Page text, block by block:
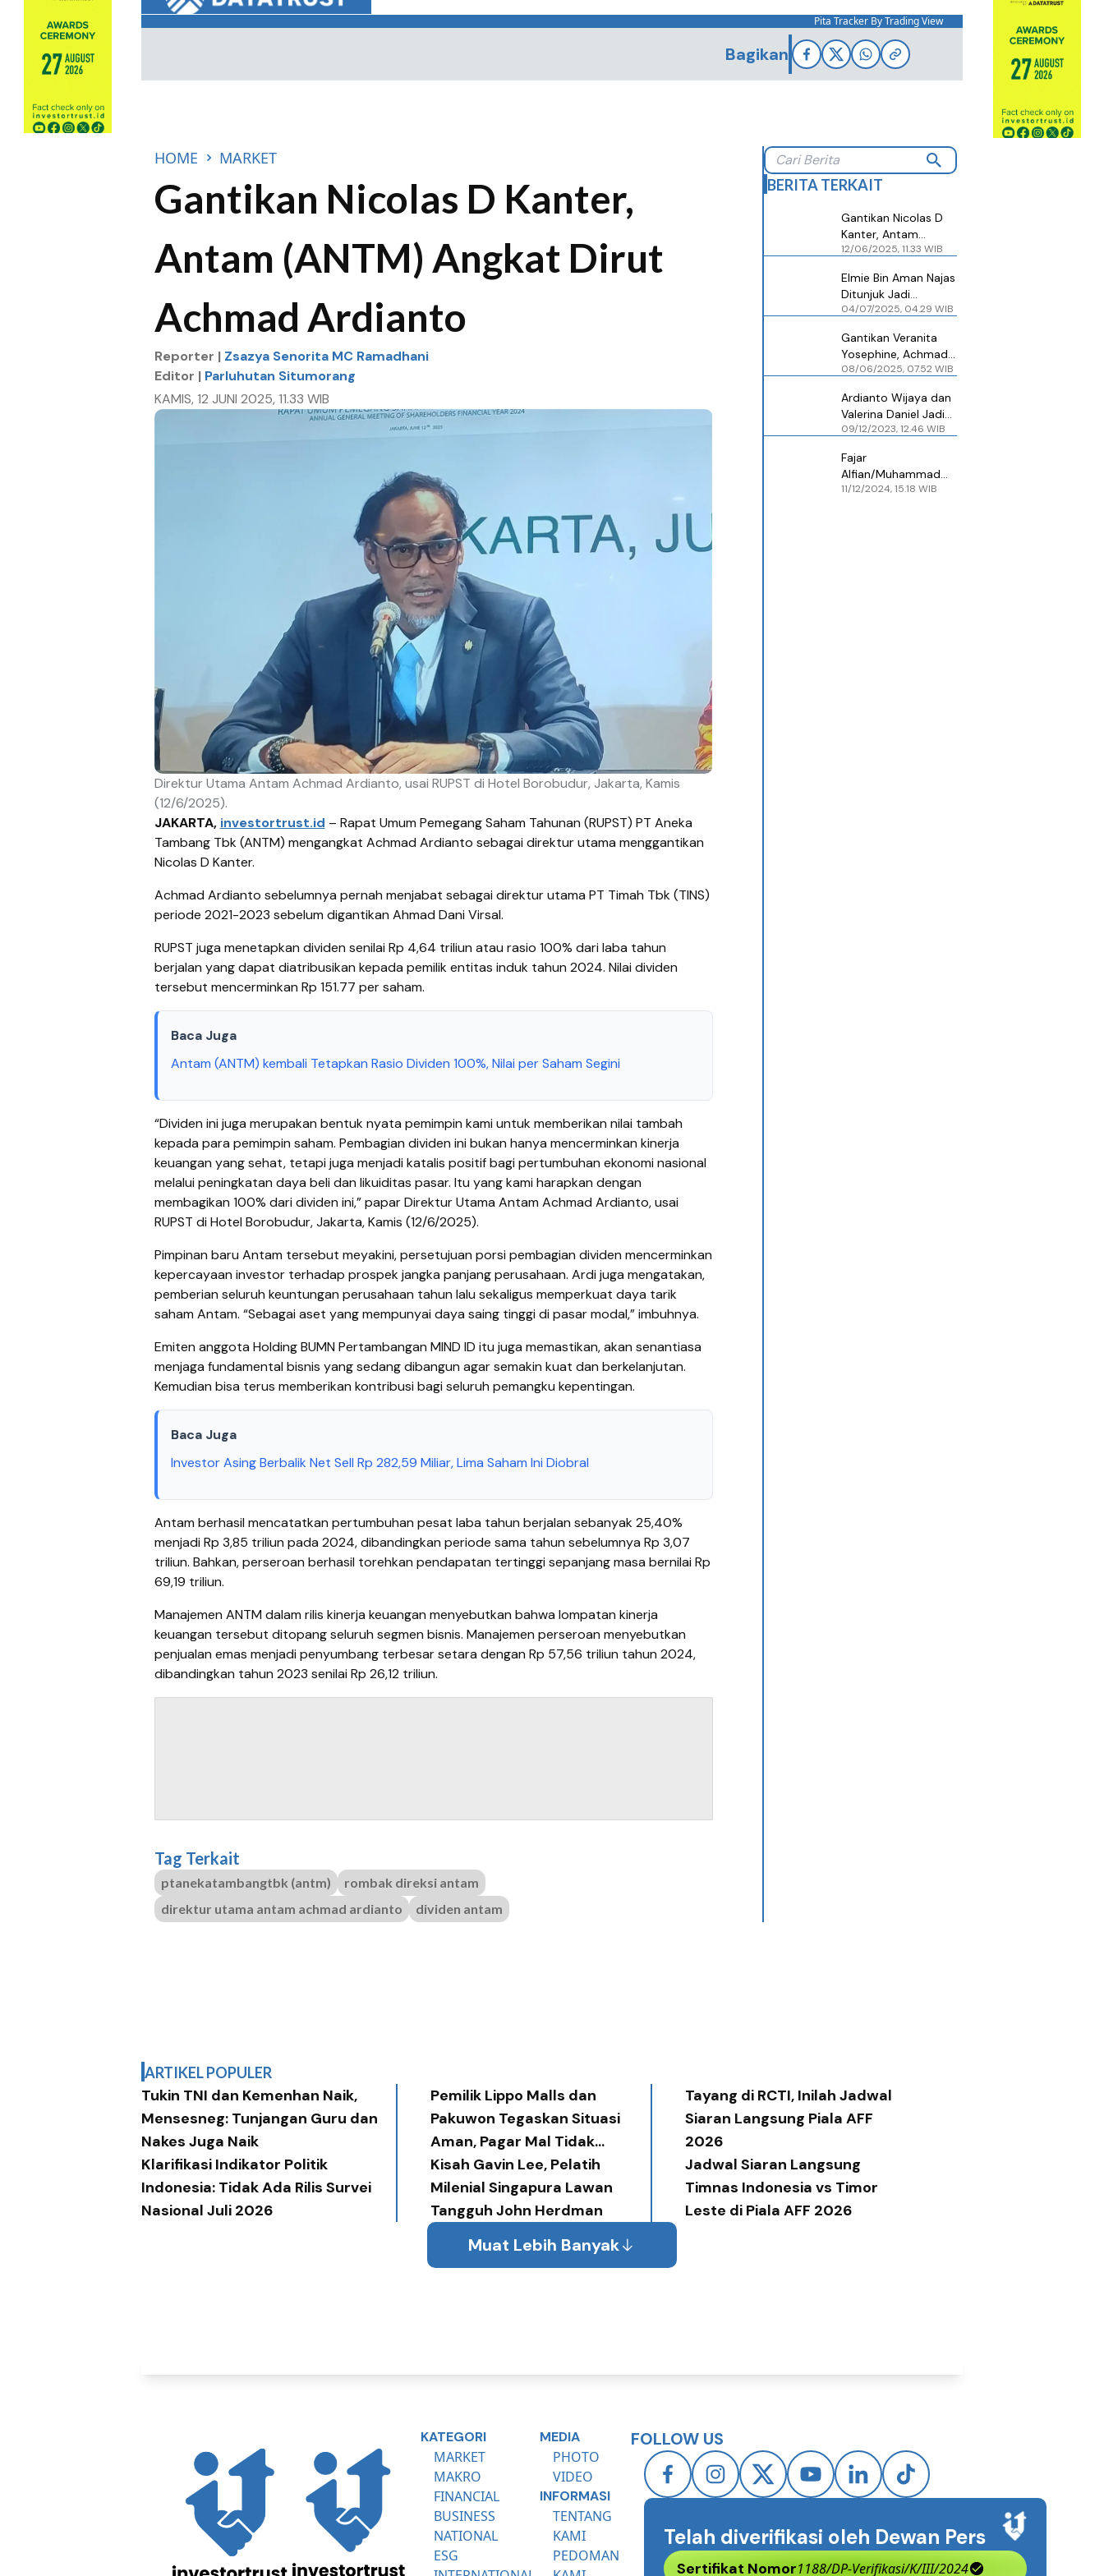
Pita Tracker By Trading View
Bagikan
HOME MARKET
Gantikan Nicolas D Kanter,
Antam (ANTM) Angkat Dirut
Achmad Ardianto
Reporter | Zsazya Senorita MC Ramadhani
Editor | Parluhutan Situmorang
KAMIS, 12 JUNI 2025, 11.33 WIB
Direktur Utama Antam Achmad Ardianto, usai RUPST di Hotel Borobudur, Jakarta, Kamis
(12/6/2025).
JAKARTA, investortrust.id – Rapat Umum Pemegang Saham Tahunan (RUPST) PT Aneka
Tambang Tbk (ANTM) mengangkat Achmad Ardianto sebagai direktur utama menggantikan
Nicolas D Kanter.
Achmad Ardianto sebelumnya pernah menjabat sebagai direktur utama PT Timah Tbk (TINS)
periode 2021-2023 sebelum digantikan Ahmad Dani Virsal.
RUPST juga menetapkan dividen senilai Rp 4,64 triliun atau rasio 100% dari laba tahun
berjalan yang dapat diatribusikan kepada pemilik entitas induk tahun 2024. Nilai dividen
tersebut mencerminkan Rp 151.77 per saham.
Baca Juga
Antam (ANTM) kembali Tetapkan Rasio Dividen 100%, Nilai per Saham Segini
“Dividen ini juga merupakan bentuk nyata pemimpin kami untuk memberikan nilai tambah
kepada para pemimpin saham. Pembagian dividen ini bukan hanya mencerminkan kinerja
keuangan yang sehat, tetapi juga menjadi katalis positif bagi pertumbuhan ekonomi nasional
melalui peningkatan daya beli dan likuiditas pasar. Itu yang kami harapkan dengan
membagikan 100% dari dividen ini,” papar Direktur Utama Antam Achmad Ardianto, usai
RUPST di Hotel Borobudur, Jakarta, Kamis (12/6/2025).
Pimpinan baru Antam tersebut meyakini, persetujuan porsi pembagian dividen mencerminkan
kepercayaan investor terhadap prospek jangka panjang perusahaan. Ardi juga mengatakan,
pemberian seluruh keuntungan perusahaan tahun lalu sekaligus memperkuat daya tarik
saham Antam. “Sebagai aset yang mempunyai daya saing tinggi di pasar modal,” imbuhnya.
Emiten anggota Holding BUMN Pertambangan MIND ID itu juga memastikan, akan senantiasa
menjaga fundamental bisnis yang sedang dibangun agar semakin kuat dan berkelanjutan.
Kemudian bisa terus memberikan kontribusi bagi seluruh pemangku kepentingan.
Baca Juga
Investor Asing Berbalik Net Sell Rp 282,59 Miliar, Lima Saham Ini Diobral
Antam berhasil mencatatkan pertumbuhan pesat laba tahun berjalan sebanyak 25,40%
menjadi Rp 3,85 triliun pada 2024, dibandingkan periode sama tahun sebelumnya Rp 3,07
triliun. Bahkan, perseroan berhasil torehkan pendapatan tertinggi sepanjang masa bernilai Rp
69,19 triliun.
Manajemen ANTM dalam rilis kinerja keuangan menyebutkan bahwa lompatan kinerja
keuangan tersebut ditopang seluruh segmen bisnis. Manajemen perseroan menyebutkan
penjualan emas menjadi penyumbang terbesar setara dengan Rp 57,56 triliun tahun 2024,
dibandingkan tahun 2023 senilai Rp 26,12 triliun.
Tag Terkait
ptanekatambangtbk (antm)
rombak direksi antam
direktur utama antam achmad ardianto
dividen antam
BERITA TERKAIT
Gantikan Nicolas D
Kanter, Antam
(ANTM) Angkat Dirut
12/06/2025, 11.33 WIB
Elmie Bin Aman Najas
Ditunjuk Jadi
Nakhoda Baru Allianz
Achmad K Permana
04/07/2025, 04.29 WIB
Gantikan Veranita
Yosephine, Achmad
Sadikin Ditunjuk jadi
AirAsia
08/06/2025, 07.52 WIB
Ardianto Wijaya dan
Valerina Daniel Jadi
Moderator Debat
09/12/2023, 12.46 WIB
Fajar
Alfian/Muhammad
Rian Ardianto Puji
11/12/2024, 15.18 WIB
ARTIKEL POPULER
Tukin TNI dan Kemenhan Naik,
Mensesneg: Tunjangan Guru dan
Nakes Juga Naik
Pemilik Lippo Malls dan
Pakuwon Tegaskan Situasi
Aman, Pagar Mal Tidak
Diperlukan
Tayang di RCTI, Inilah Jadwal
Siaran Langsung Piala AFF
2026
Klarifikasi Indikator Politik
Indonesia: Tidak Ada Rilis Survei
Nasional Juli 2026
Kisah Gavin Lee, Pelatih
Milenial Singapura Lawan
Tangguh John Herdman
Jadwal Siaran Langsung
Timnas Indonesia vs Timor
Leste di Piala AFF 2026
Muat Lebih Banyak
KATEGORI
MARKET
MAKRO
FINANCIAL
BUSINESS
NATIONAL
ESG
MEDIA
PHOTO
VIDEO
INFORMASI
TENTANG
KAMI
PEDOMAN
FOLLOW US
Telah diverifikasi oleh Dewan Pers
Sertifikat Nomor1188/DP-Verifikasi/K/III/2024